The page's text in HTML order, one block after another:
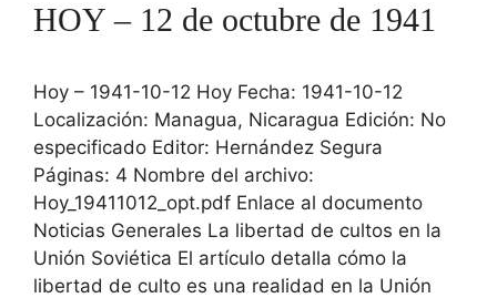
HOY – 12 de octubre de 1941
Hoy – 1941-10-12 Hoy Fecha: 1941-10-12
Localización: Managua, Nicaragua Edición: No
especificado Editor: Hernández Segura
Páginas: 4 Nombre del archivo:
Hoy_19411012_opt.pdf Enlace al documento
Noticias Generales La libertad de cultos en la
Unión Soviética El artículo detalla cómo la
libertad de culto es una realidad en la Unión